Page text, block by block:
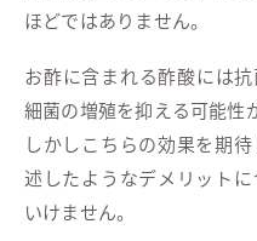
ほどではありません。
お酢に含まれる酢酸には
細菌の増殖を抑える可能性
しかしこちらの効果を期
述したようなデメリット
いけません。